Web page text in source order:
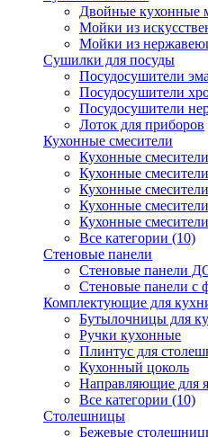
Двойные кухонные
Мойки из
Мойки из
Сушилки для посуды
Посудосушители
Посудосушители
Посудосушители
Лоток для приборов
Кухонные смесители
Кухонные
Кухонные
Кухонные
Кухонные
Кухонные
Все категории (10)
Стеновые панели
Стеновые панели
Стеновые панели с
Комплектующие для
Бутылочницы для
Ручки кухонные
Плинтус для
Кухонный цоколь
Направляющие для
Все категории (10)
Столешницы
Бежевые